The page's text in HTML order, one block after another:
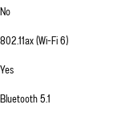
No
802.11ax (Wi-Fi 6)
Yes
Bluetooth 5.1